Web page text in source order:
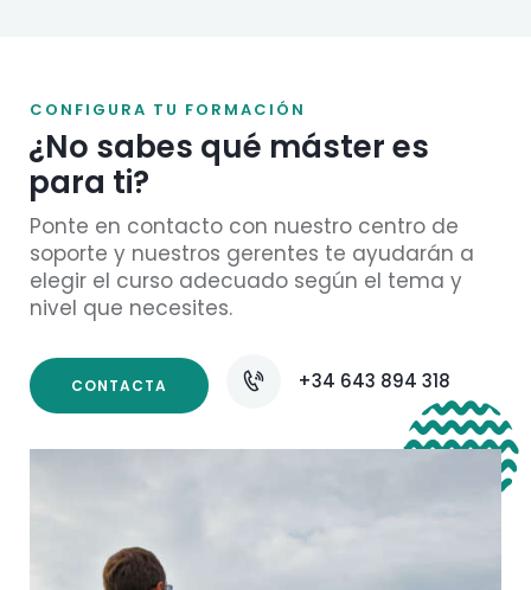
CONFIGURA TU FORMACIÓN
¿No sabes qué máster es
para ti?
Ponte en contacto con nuestro centro de
soporte y nuestros gerentes te ayudarán a
elegir el curso adecuado según el tema y
nivel que necesites.
CONTACTA +34 643 894 318